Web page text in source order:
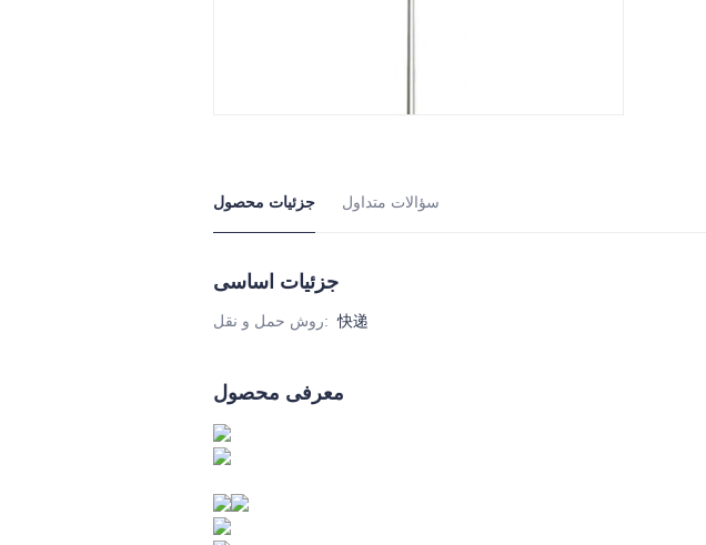
جزئیات محصول سؤالات متداول
جزئیات اساسی
روش حمل و نقل: 快递
معرفی محصول